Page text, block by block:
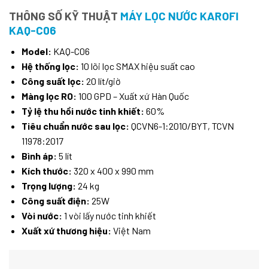
THÔNG SỐ KỸ THUẬT MÁY LỌC NƯỚC KAROFI
KAQ-C06
Model: KAQ-C06
Hệ thống lọc: 10 lõi lọc SMAX hiệu suất cao
Công suất lọc: 20 lít/giờ
Màng lọc RO: 100 GPD – Xuất xứ Hàn Quốc
Tỷ lệ thu hồi nước tinh khiết: 60%
Tiêu chuẩn nước sau lọc: QCVN6-1:2010/BYT, TCVN
11978:2017
Bình áp: 5 lít
Kích thước: 320 x 400 x 990 mm
Trọng lượng: 24 kg
Công suất điện: 25W
Vòi nước: 1 vòi lấy nước tinh khiết
Xuất xứ thương hiệu: Việt Nam